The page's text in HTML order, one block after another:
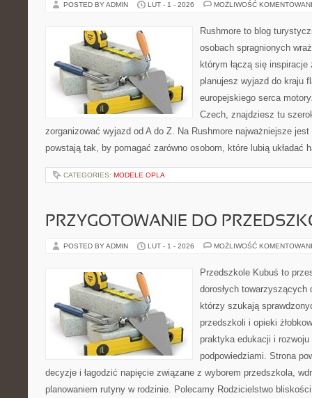
POSTED BY ADMIN LUT - 1 - 2026 MOŻLIWOŚĆ
Rushmore to blog
osobach spragnionych
którym łączą się
planujesz wyjazd do kraju
europejskiego serca
Czech, znajdziesz tu
zorganizować wyjazd od A do Z. Na Rushmore najważniejsze
powstają tak, by pomagać zarówno osobom, które lubią układać
CATEGORIES: MODELE OPLA
PRZYGOTOWANIE DO
POSTED BY ADMIN LUT - 1 - 2026 MOŻLIWOŚĆ
Przedszkole Kubuś to
dorosłych
którzy szukają
przedszkoli i opieki
praktyka edukacji i
podpowiedziami. Strona
decyzje i łagodzić napięcie związane z wyborem przedszkola,
planowaniem rutyny w rodzinie. Polecamy Rodzicielstwo